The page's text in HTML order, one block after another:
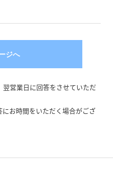
営業日に回答をさせていただ
お時間をいただく場合がござ